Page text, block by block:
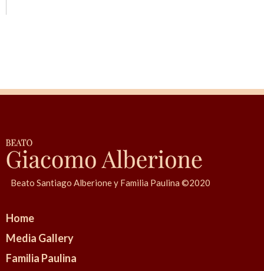
Beato Santiago Alberione y Familia Paulina ©2020
Home
Media Gallery
Familia Paulina